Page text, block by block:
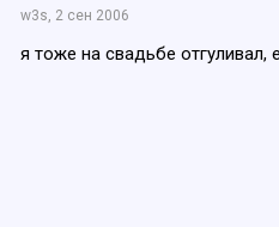
w3s, 2 сен 2006
я тоже на свадьбе